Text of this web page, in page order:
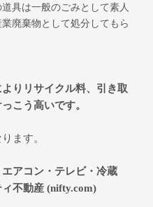
具は一般のごみとして素人
廃棄物として処分してもら
よりリサイクル料、引き取
こう高いです。
ます。
アコン・テレビ・冷蔵
不動産 (nifty.com)